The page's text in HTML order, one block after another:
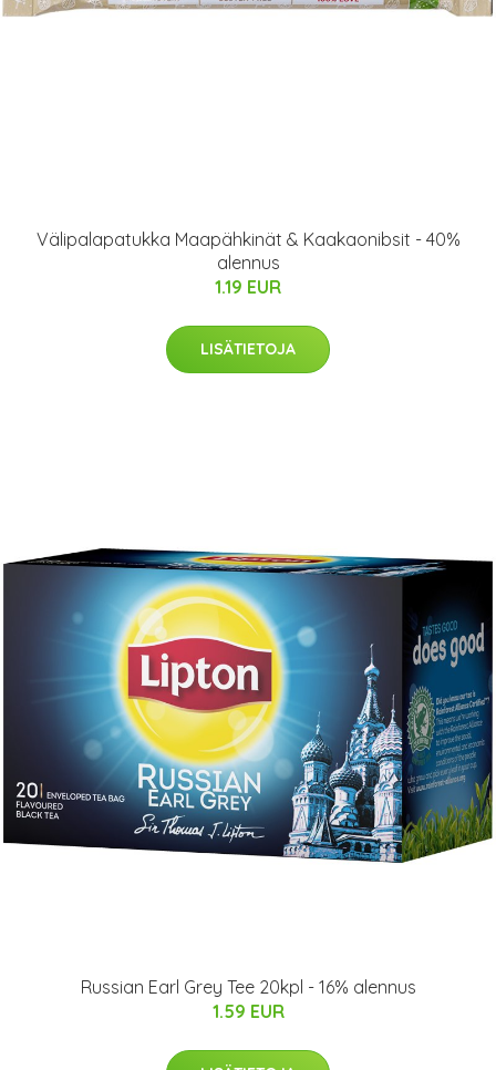
Välipalapatukka Maapähkinät & Kaakaonibsit - 40%
alennus
1.19 EUR
LISÄTIETOJA
Russian Earl Grey Tee 20kpl - 16% alennus
1.59 EUR